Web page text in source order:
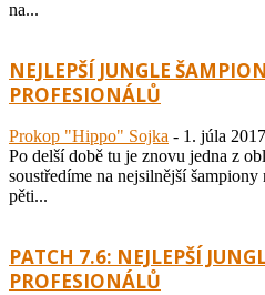
na...
NEJLEPŠÍ JUNGLE
PROFESIONÁLŮ
Prokop "Hippo" Sojka - 1. júla 2017
Po delší době tu je znovu jedna z
soustředíme na nejsilnější
pěti...
PATCH 7.6: NEJLEPŠÍ
PROFESIONÁLŮ